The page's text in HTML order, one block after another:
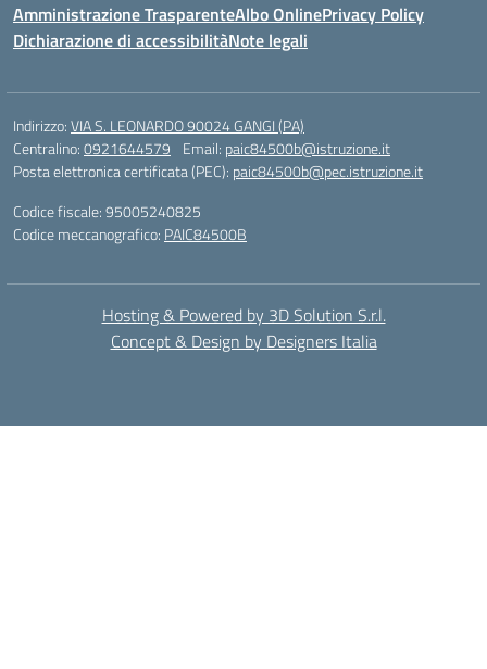
Amministrazione TrasparenteAlbo OnlinePrivacy Policy
Dichiarazione di accessibilitàNote legali
Indirizzo:VIA S. LEONARDO 90024 GANGI (PA)
Centralino:0921644579 Email: paic84500b@istruzione.it
Posta elettronica certificata (PEC): paic84500b@pec.istruzione.it
Codice fiscale: 95005240825
Codice meccanografico: PAIC84500B
Hosting & Powered by 3D Solution S.r.l.
Concept & Design by Designers Italia